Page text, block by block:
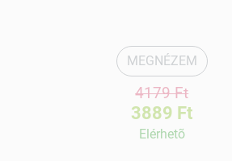
MEGNÉZEM
4179 Ft
3889 Ft
Elérhetõ